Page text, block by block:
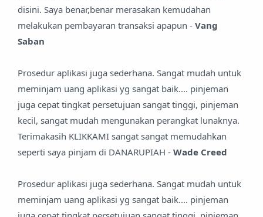
disini. Saya benar,benar merasakan kemudahan
melakukan pembayaran transaksi apapun - Vang
Saban
Prosedur aplikasi juga sederhana. Sangat mudah untuk
meminjam uang aplikasi yg sangat baik.... pinjeman
juga cepat tingkat persetujuan sangat tinggi, pinjeman
kecil, sangat mudah mengunakan perangkat lunaknya.
Terimakasih KLIKKAMI sangat sangat memudahkan
seperti saya pinjam di DANARUPIAH - Wade Creed
Prosedur aplikasi juga sederhana. Sangat mudah untuk
meminjam uang aplikasi yg sangat baik.... pinjeman